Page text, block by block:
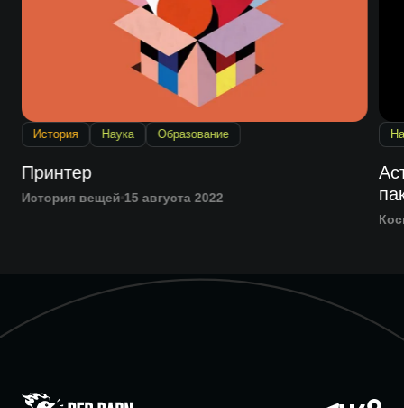
История Наука Образование
Принтер
История вещей 15 августа 2022